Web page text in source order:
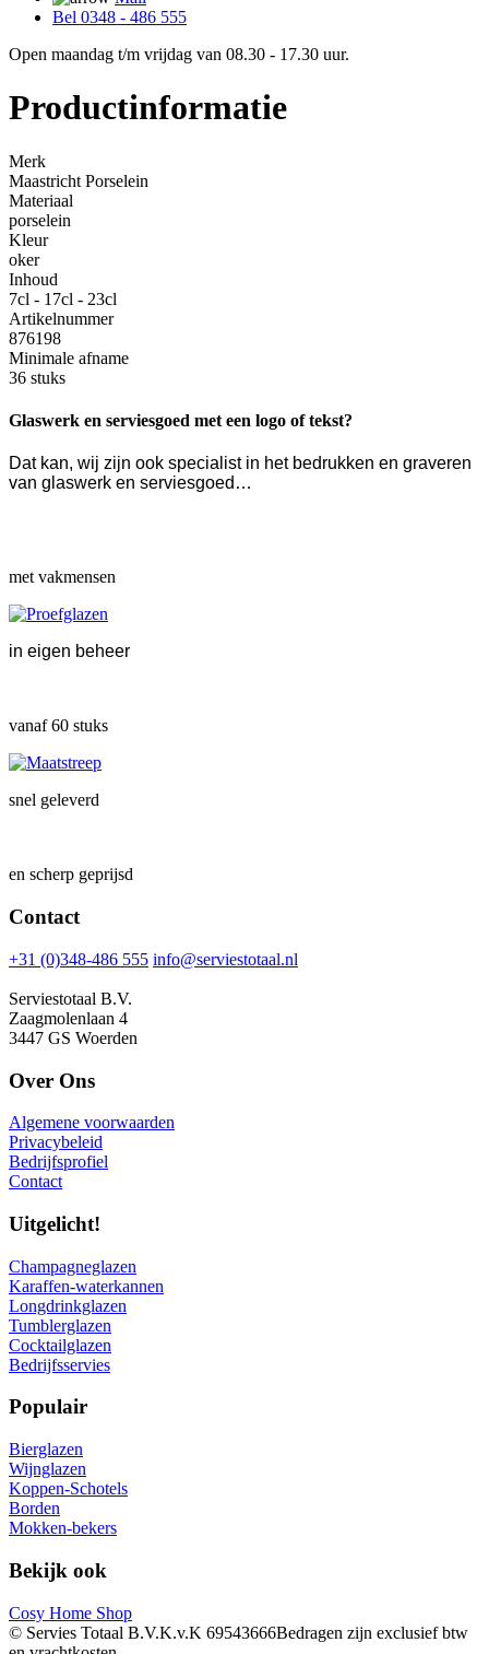
Bel 0348 - 486 555
Open maandag t/m vrijdag van 08.30 - 17.30 uur.
Productinformatie
Merk
Maastricht Porselein
Materiaal
porselein
Kleur
oker
Inhoud
7cl - 17cl - 23cl
Artikelnummer
876198
Minimale afname
36 stuks
Glaswerk en serviesgoed met een logo of tekst?
Dat kan, wij zijn ook specialist in het bedrukken en graveren
van glaswerk en serviesgoed…
met vakmensen
in eigen beheer
vanaf 60 stuks
snel geleverd
en scherp geprijsd
Contact
+31 (0)348-486 555 info@serviestotaal.nl
Serviestotaal B.V.
Zaagmolenlaan 4
3447 GS Woerden
Over Ons
Algemene voorwaarden
Privacybeleid
Bedrijfsprofiel
Contact
Uitgelicht!
Champagneglazen
Karaffen-waterkannen
Longdrinkglazen
Tumblerglazen
Cocktailglazen
Bedrijfsservies
Populair
Bierglazen
Wijnglazen
Koppen-Schotels
Borden
Mokken-bekers
Bekijk ook
Cosy Home Shop
© Servies Totaal B.V.K.v.K 69543666Bedragen zijn exclusief btw